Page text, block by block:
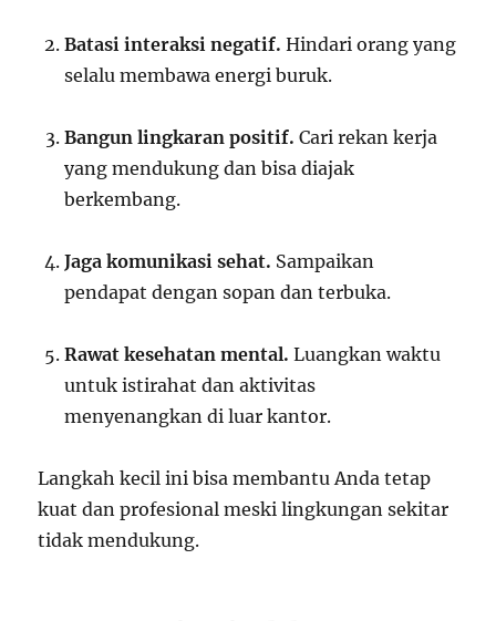
Batasi interaksi negatif. Hindari orang yang
selalu membawa energi buruk.
Bangun lingkaran positif. Cari rekan kerja
yang mendukung dan bisa diajak
berkembang.
Jaga komunikasi sehat. Sampaikan
pendapat dengan sopan dan terbuka.
Rawat kesehatan mental. Luangkan waktu
untuk istirahat dan aktivitas
menyenangkan di luar kantor.
Langkah kecil ini bisa membantu Anda tetap
kuat dan profesional meski lingkungan sekitar
tidak mendukung.